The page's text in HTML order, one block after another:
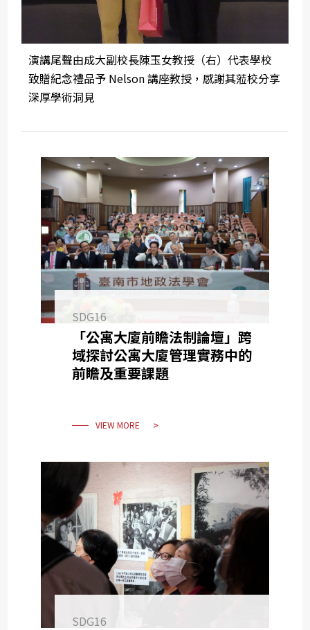
演講尾聲由成大副校長陳玉女教授（右）代表學校
致贈紀念禮品予 Nelson 講座教授，感謝其蒞校分享
深厚學術洞見
SDG16
「公寓大廈前瞻法制論壇」跨
域探討公寓大廈管理實務中的
前瞻及重要課題
VIEW MORE
SDG16